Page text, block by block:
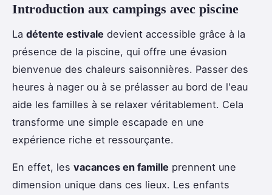
Introduction aux campings avec piscine
La détente estivale devient accessible grâce à la
présence de la piscine, qui offre une évasion
bienvenue des chaleurs saisonnières. Passer des
heures à nager ou à se prélasser au bord de l'eau
aide les familles à se relaxer véritablement. Cela
transforme une simple escapade en une
expérience riche et ressourçante.
En effet, les vacances en famille prennent une
dimension unique dans ces lieux. Les enfants